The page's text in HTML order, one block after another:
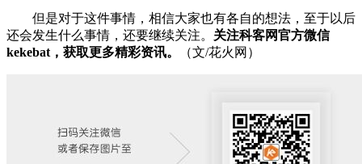
但是对于这件事情，相信大家也有各自的想法，至于以后
还会发生什么事情，还要继续关注。 关注科客网官方微信
kekebat，获取更多精彩资讯。
（文/花火网）